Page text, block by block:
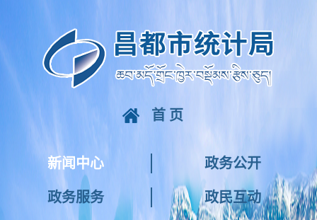
首页
新闻中心 政务公开
政务服务 政民互动